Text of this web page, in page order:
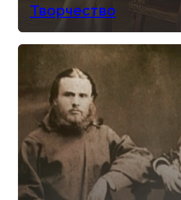
Творчество
История Пинской епархии
относится к началу XI столетия и
связана с учреждением Туровской
епархии. Первое упоминание о
Туровской епархии относится к
1005 году. Под этой датой
упоминается Туровский епископ